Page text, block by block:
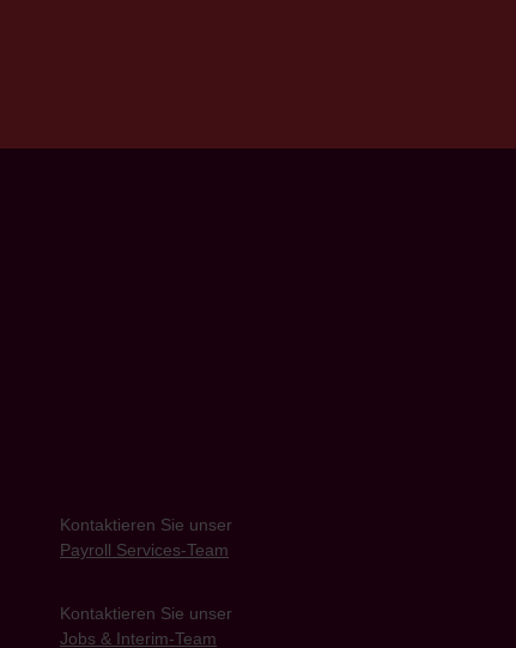
Kontaktieren Sie unser
Payroll Services-Team
Kontaktieren Sie unser
Jobs & Interim-Team